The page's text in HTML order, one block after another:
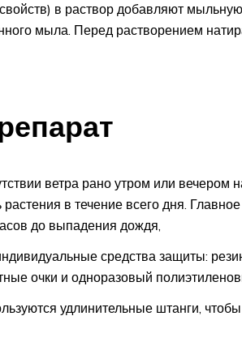
в раствор добавляют
мыла. Перед растворением
ветра рано утром или вечером
в течение всего дня.
до выпадения дождя,
средства защиты:
очки и одноразовый
удлинительные штанги,